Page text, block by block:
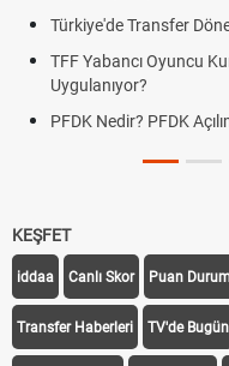
Türkiye'de Transfer
TFF Yabancı Oyuncu
Uygulanıyor?
PFDK Nedir? PFDK
KEŞFET
iddaa Canlı Skor Puan
Transfer Haberleri TV'de Bugün